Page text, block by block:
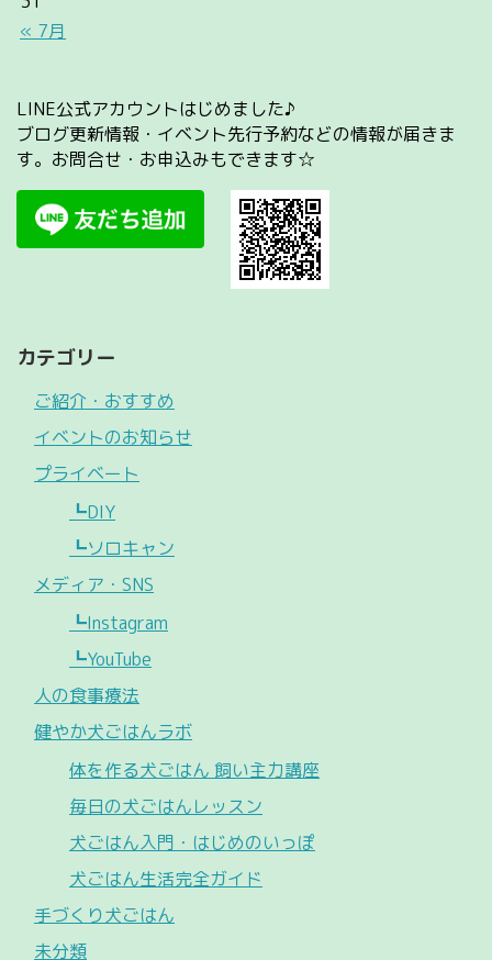
« 7月
LINE公式アカウントはじめました♪
ブログ更新情報・イベント先行予約などの情報が届きま
す。お問合せ・お申込みもできます☆
カテゴリー
ご紹介・おすすめ
イベントのお知らせ
プライベート
┗DIY
┗ソロキャン
メディア・SNS
┗Instagram
┗YouTube
人の食事療法
健やか犬ごはんラボ
体を作る犬ごはん 飼い主力講座
毎日の犬ごはんレッスン
犬ごはん入門・はじめのいっぽ
犬ごはん生活完全ガイド
手づくり犬ごはん
未分類